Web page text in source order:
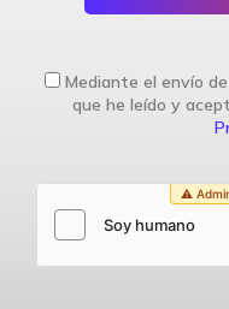
Mediante el envío
que he leído y